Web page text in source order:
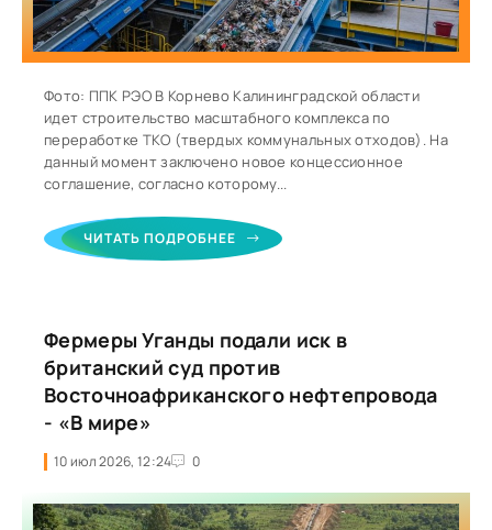
Фото: ППК РЭО В Корнево Калининградской области
идет строительство масштабного комплекса по
переработке ТКО (твердых коммунальных отходов). На
данный момент заключено новое концессионное
соглашение, согласно которому...
ЧИТАТЬ ПОДРОБНЕЕ
Фермеры Уганды подали иск в
британский суд против
Восточноафриканского нефтепровода
- «В мире»
10 июл 2026, 12:24 0